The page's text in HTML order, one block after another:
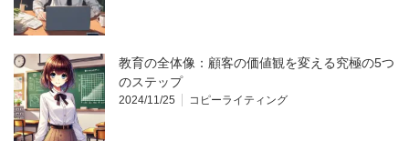
教育の全体像：顧客の価値観を変える究極の5つ
のステップ
2024/11/25 コピーライティング